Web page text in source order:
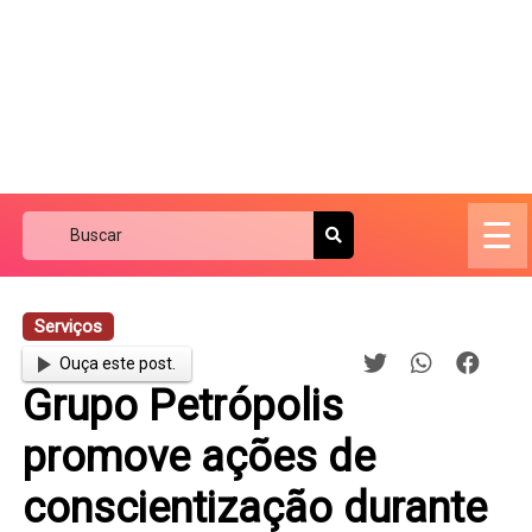
☰
Serviços
Ouça este post.
Grupo Petrópolis
promove ações de
conscientização durante